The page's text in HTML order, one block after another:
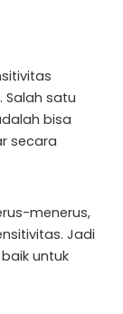
Salah satu
bisa
secara
menerus,
Jadi
untuk